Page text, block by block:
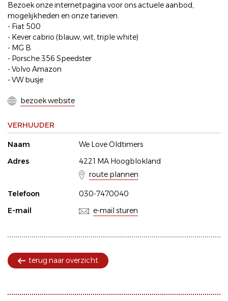
Bezoek onze internetpagina voor ons actuele aanbod,
mogelijkheden en onze tarieven.
- Fiat 500
- Kever cabrio (blauw, wit, triple white)
- MG B
- Porsche 356 Speedster
- Volvo Amazon
- VW busje
bezoek website
VERHUUDER
Naam
We Love Oldtimers
Adres
4221 MA Hoogblokland
route plannen
Telefoon
030-7470040
E-mail
e-mail sturen
terug naar overzicht